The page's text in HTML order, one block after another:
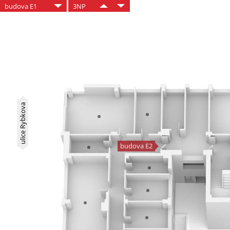
budova E1 3NP
budova E2
ulice Rybkova